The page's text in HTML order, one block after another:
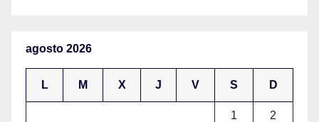
agosto 2026
L M X J V S D
1 2